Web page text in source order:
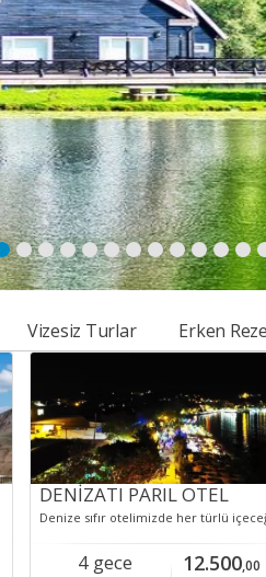
Vizesiz Turlar Erken
DENİZATI PARIL OTEL
4 gece
12.500,00